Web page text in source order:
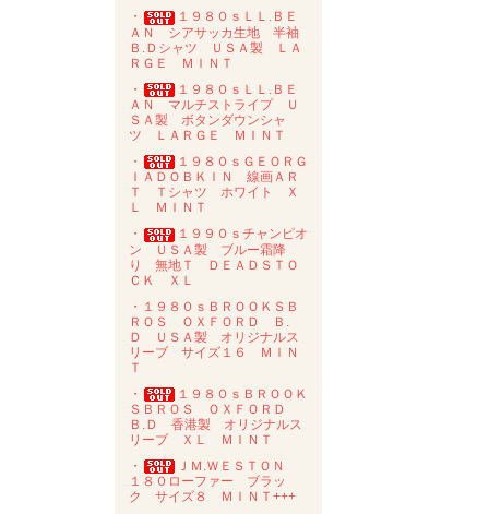
・
１９８０ｓＬＬ.ＢＥ
ＡＮ シアサッカ生地 半袖
Ｂ.Ｄシャツ ＵＳＡ製 ＬＡ
ＲＧＥ ＭＩＮＴ
・
１９８０ｓＬＬ.ＢＥ
ＡＮ マルチストライプ Ｕ
ＳＡ製 ボタンダウンシャ
ツ ＬＡＲＧＥ ＭＩＮＴ
・
１９８０ｓＧＥＯＲＧ
ＩＡＤＯＢＫＩＮ 線画ＡＲ
Ｔ Ｔシャツ ホワイト Ｘ
Ｌ ＭＩＮＴ
・
１９９０ｓチャンピオ
ン ＵＳＡ製 ブルー霜降
り 無地Ｔ ＤＥＡＤＳＴＯ
ＣＫ ＸＬ
・１９８０ｓＢＲＯＯＫＳＢ
ＲＯＳ ＯＸＦＯＲＤ Ｂ.
Ｄ ＵＳＡ製 オリジナルス
リーブ サイズ１６ ＭＩＮ
Ｔ
・
１９８０ｓＢＲＯＯＫ
ＳＢＲＯＳ ＯＸＦＯＲＤ
Ｂ.Ｄ 香港製 オリジナルス
リーブ ＸＬ ＭＩＮＴ
・
ＪＭ.ＷＥＳＴＯＮ
１８０ローファー ブラッ
ク サイズ８ ＭＩＮＴ+++